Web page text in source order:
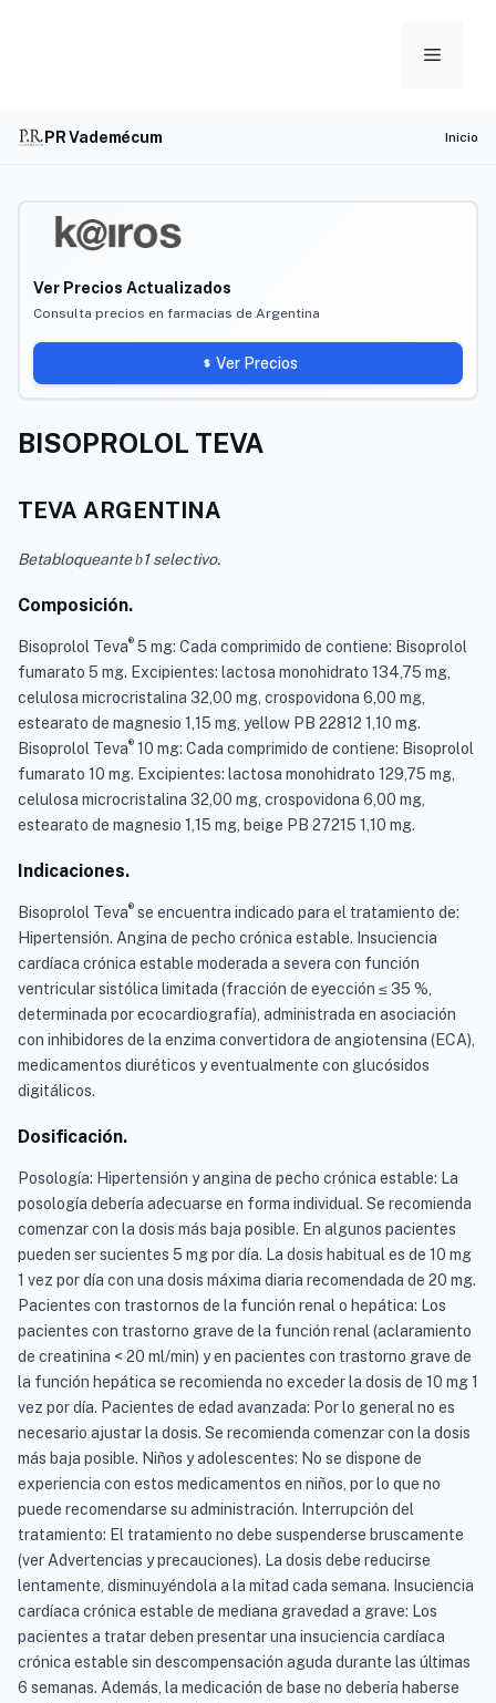
Menu
PR Vademécum Inicio
Ver Precios Actualizados
Consulta precios en farmacias de Argentina
Ver Precios
BISOPROLOL TEVA
TEVA ARGENTINA
Betabloqueanteb1 selectivo.
Composición.
Bisoprolol Teva® 5 mg: Cada comprimido de contiene: Bisoprolol
fumarato 5 mg. Excipientes: lactosa monohidrato 134,75 mg,
celulosa microcristalina 32,00 mg, crospovidona 6,00 mg,
estearato de magnesio 1,15 mg, yellow PB 22812 1,10 mg.
Bisoprolol Teva® 10 mg: Cada comprimido de contiene: Bisoprolol
fumarato 10 mg. Excipientes: lactosa monohidrato 129,75 mg,
celulosa microcristalina 32,00 mg, crospovidona 6,00 mg,
estearato de magnesio 1,15 mg, beige PB 27215 1,10 mg.
Indicaciones.
Bisoprolol Teva® se encuentra indicado para el tratamiento de:
Hipertensión. Angina de pecho crónica estable. Insuciencia
cardíaca crónica estable moderada a severa con función
ventricular sistólica limitada (fracción de eyección ≤ 35 %,
determinada por ecocardiografía), administrada en asociación
con inhibidores de la enzima convertidora de angiotensina (ECA),
medicamentos diuréticos y eventualmente con glucósidos
digitálicos.
Dosificación.
Posología: Hipertensión y angina de pecho crónica estable: La
posología debería adecuarse en forma individual. Se recomienda
comenzar con la dosis más baja posible. En algunos pacientes
pueden ser sucientes 5 mg por día. La dosis habitual es de 10 mg
1 vez por día con una dosis máxima diaria recomendada de 20 mg.
Pacientes con trastornos de la función renal o hepática: Los
pacientes con trastorno grave de la función renal (aclaramiento
de creatinina < 20 ml/min) y en pacientes con trastorno grave de
la función hepática se recomienda no exceder la dosis de 10 mg 1
vez por día. Pacientes de edad avanzada: Por lo general no es
necesario ajustar la dosis. Se recomienda comenzar con la dosis
más baja posible. Niños y adolescentes: No se dispone de
experiencia con estos medicamentos en niños, por lo que no
puede recomendarse su administración. Interrupción del
tratamiento: El tratamiento no debe suspenderse bruscamente
(ver Advertencias y precauciones). La dosis debe reducirse
lentamente, disminuyéndola a la mitad cada semana. Insuciencia
cardíaca crónica estable de mediana gravedad a grave: Los
pacientes a tratar deben presentar una insuciencia cardíaca
crónica estable sin descompensación aguda durante las últimas
6 semanas. Además, la medicación de base no debería haberse